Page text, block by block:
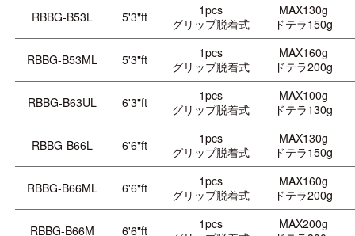
RBBG-B53L 5'3"ft
1pcs
グリップ脱着式
MAX130g
ドテラ150g
RBBG-B53ML 5'3"ft
1pcs
グリップ脱着式
MAX160g
ドテラ200g
RBBG-B63UL 6'3"ft
1pcs
グリップ脱着式
MAX100g
ドテラ130g
RBBG-B66L 6'6"ft
1pcs
グリップ脱着式
MAX130g
ドテラ150g
RBBG-B66ML 6'6"ft
1pcs
グリップ脱着式
MAX160g
ドテラ200g
RBBG-B66M 6'6"ft
1pcs
MAX200g